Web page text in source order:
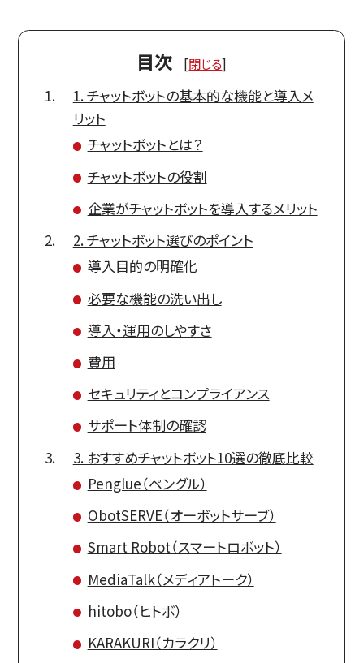
目次 [閉じる]
1. チャットボットの基本的な機能と導入メ
リット
チャットボットとは？
チャットボットの役割
企業がチャットボットを導入するメリット
2. チャットボット選びのポイント
導入目的の明確化
必要な機能の洗い出し
導入・運用のしやすさ
費用
セキュリティとコンプライアンス
サポート体制の確認
3. おすすめチャットボット10選の徹底比較
Penglue（ペングル）
ObotSERVE（オーボットサーブ）
Smart Robot（スマートロボット）
MediaTalk（メディアトーク）
hitobo（ヒトボ）
KARAKURI（カラクリ）